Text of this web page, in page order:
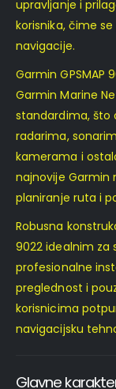
upravljanje i
korisnika, čime
navigacije.
Garmin GPSMAP
Garmin Marine
standardima, što
radarima,
kamerama i
najnovije Garmin
planiranje ruta i
Robusna
9022 idealnim za
profesionalne
preglednost i
korisnicima
navigacijsku
Glavne